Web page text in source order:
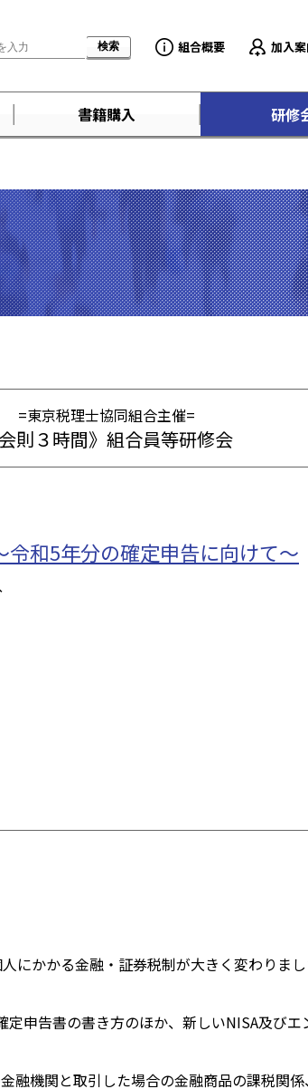
組合概要 加入
書籍購入 研修
=東京税理士協同組合主催=
会則３時間》組合員等研修会
令和5年分の確定申告に向けて～
にかかる金融・証券税制が大きく変わりま
申告書の書き方のほか、新しいNISA及び
機関と取引した場合の金融商品の課税関